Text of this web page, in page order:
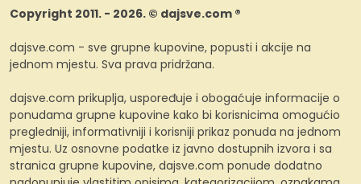
Copyright 2011. - 2026. © dajsve.com ®
dajsve.com - sve grupne kupovine, popusti i akcije na
jednom mjestu. Sva prava pridržana.
dajsve.com prikuplja, uspoređuje i obogaćuje informacije o
ponudama grupne kupovine kako bi korisnicima omogućio
pregledniji, informativniji i korisniji prikaz ponuda na jednom
mjestu. Uz osnovne podatke iz javno dostupnih izvora i sa
stranica grupne kupovine, dajsve.com ponude dodatno